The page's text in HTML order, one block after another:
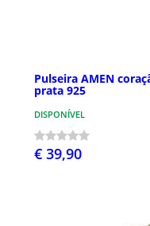
Pulseira AMEN
prata 925
DISPONÍVEL
€ 39,90